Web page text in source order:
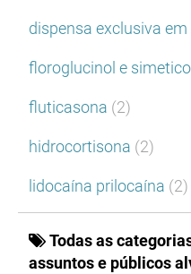
dispensa exclusiva
floroglucinol e
fluticasona (2)
hidrocortisona (2)
lidocaína prilocaína (2)
Todas as
assuntos e públicos